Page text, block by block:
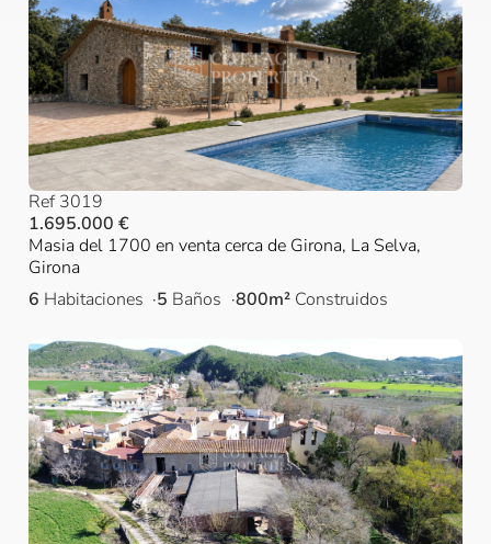
Ref 3019
1.695.000 €
Masia del 1700 en venta cerca de Girona, La Selva,
Girona
6 Habitaciones 5 Baños 800m² Construidos